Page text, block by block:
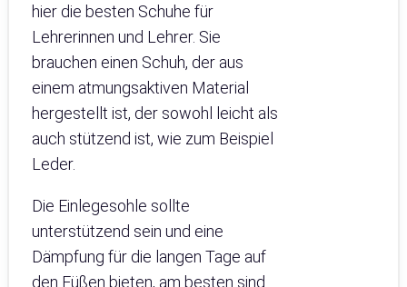
hier die besten Schuhe für
Lehrerinnen und Lehrer. Sie
brauchen einen Schuh, der aus
einem atmungsaktiven Material
hergestellt ist, der sowohl leicht als
auch stützend ist, wie zum Beispiel
Leder.
Die Einlegesohle sollte
unterstützend sein und eine
Dämpfung für die langen Tage auf
den Füßen bieten, am besten sind